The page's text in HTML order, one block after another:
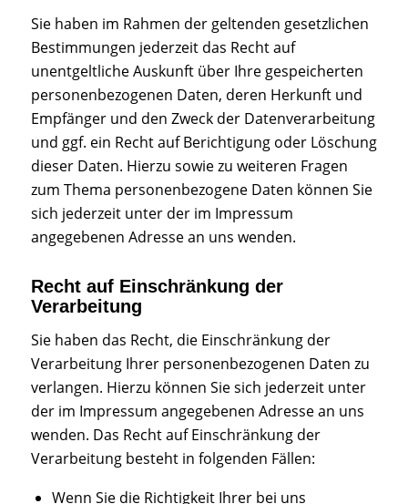
Sie haben im Rahmen der geltenden gesetzlichen
Bestimmungen jederzeit das Recht auf
unentgeltliche Auskunft über Ihre gespeicherten
personenbezogenen Daten, deren Herkunft und
Empfänger und den Zweck der Datenverarbeitung
und ggf. ein Recht auf Berichtigung oder Löschung
dieser Daten. Hierzu sowie zu weiteren Fragen
zum Thema personenbezogene Daten können Sie
sich jederzeit unter der im Impressum
angegebenen Adresse an uns wenden.
Recht auf Einschränkung der
Verarbeitung
Sie haben das Recht, die Einschränkung der
Verarbeitung Ihrer personenbezogenen Daten zu
verlangen. Hierzu können Sie sich jederzeit unter
der im Impressum angegebenen Adresse an uns
wenden. Das Recht auf Einschränkung der
Verarbeitung besteht in folgenden Fällen:
Wenn Sie die Richtigkeit Ihrer bei uns